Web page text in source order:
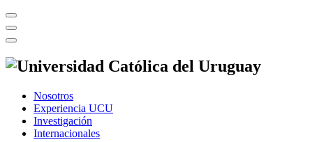
Nosotros
Experiencia UCU
Investigación
Internacionales